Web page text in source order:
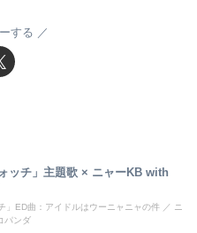
する
ッチ」主題歌 × ニャーKB with
」ED曲：アイドルはウーニャニャの件 ／ ニ
パンダ